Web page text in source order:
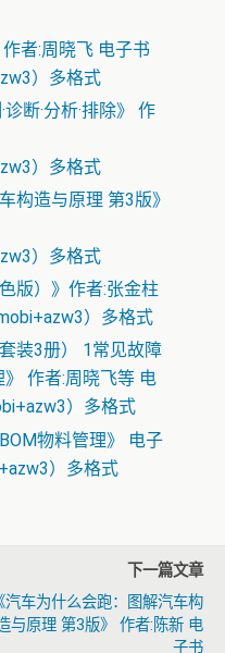
者:周晓飞 电子书
）多格式
断·分析·排除》 作
）多格式
构造与原理 第3版》
）多格式
版）》作者:张金柱
）多格式
装3册） 1常见故障
作者:周晓飞等 电
）多格式
物料管理》 电子
）多格式
下一篇文章
汽车为什么会跑：图解汽车构
与原理 第3版》 作者:陈新 电
子书